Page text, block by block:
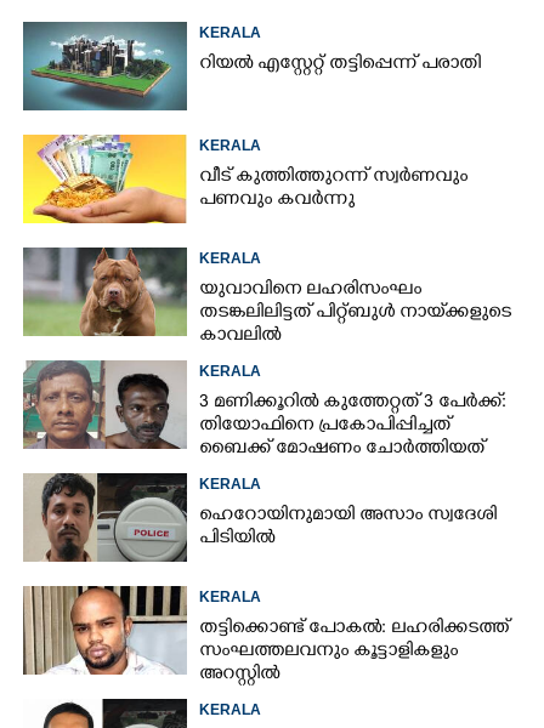
KERALA
റിയൽ എസ്റ്റേറ്റ് തട്ടിപ്പെന്ന് പരാതി
KERALA
വീട് കുത്തിത്തുറന്ന് സ്വർണവും
പണവും കവർന്നു
KERALA
യുവാവിനെ ലഹരിസംഘം
തടങ്കലിലിട്ടത് പിറ്റ്ബുൾ നായ്‌ക്കളുടെ
കാവലിൽ
KERALA
3 മണിക്കൂറിൽ കുത്തേറ്റത് 3 പേർക്ക്:
തിയോഫിനെ പ്രകോപിപ്പിച്ചത്
ബൈക്ക് മോഷണം ചോർത്തിയത്
KERALA
ഹെറോയിനുമായി അസാം സ്വദേശി
പിടിയിൽ
KERALA
തട്ടിക്കൊണ്ട് പോകൽ: ലഹരിക്കടത്ത്
സംഘത്തലവനും കൂട്ടാളികളും
അറസ്റ്റിൽ
KERALA